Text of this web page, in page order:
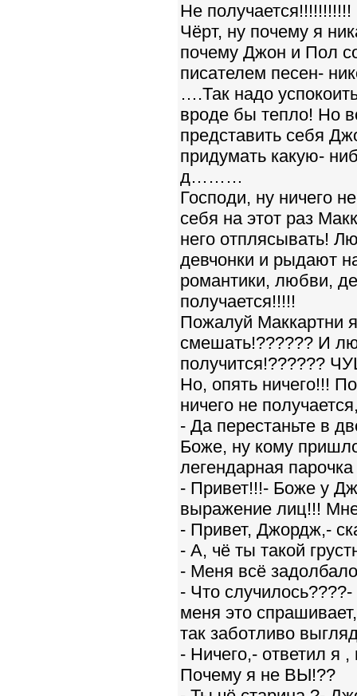
Не
Чёрт, ну почему я
почему Джон и Пол
писателем песен-
….Так надо
вроде бы тепло! Но
представить себя
придумать какую-
д………
Господи, ну ничего
себя на этот раз
него отплясывать!
девчонки и рыдают
романтики, любви,
получается!!!!!
Пожалуй Маккартни
смешать!?????? И
получится!??????
Но, опять ничего!!!
ничего не
- Да перестаньте в
Боже, ну кому
легендарная
- Привет!!!- Боже у
выражение лиц!!!
- Привет, Джордж,-
- А, чё ты такой
- Меня всё
- Что
меня это
так заботливо
- Ничего,- ответил я
Почему я не ВЫ!??